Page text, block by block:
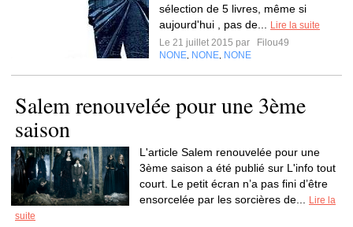
sélection de 5 livres, même si
aujourd'hui , pas de...
Lire la suite
Le 21 juillet 2015 par
Filou49
NONE NONE NONE
Salem renouvelée pour une 3ème
saison
L'article Salem renouvelée pour une
3ème saison a été publié sur L'info tout
court. Le petit écran n’a pas fini d’être
ensorcelée par les sorcières de...
Lire la
suite